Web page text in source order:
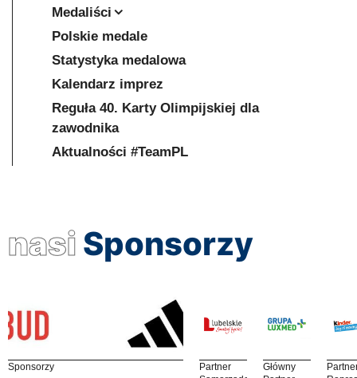
Medaliści
Polskie medale
Statystyka medalowa
Kalendarz imprez
Reguła 40. Karty Olimpijskiej dla
zawodnika
Aktualności #TeamPL
nasi Sponsorzy
Sponsorzy
Partner
Główny